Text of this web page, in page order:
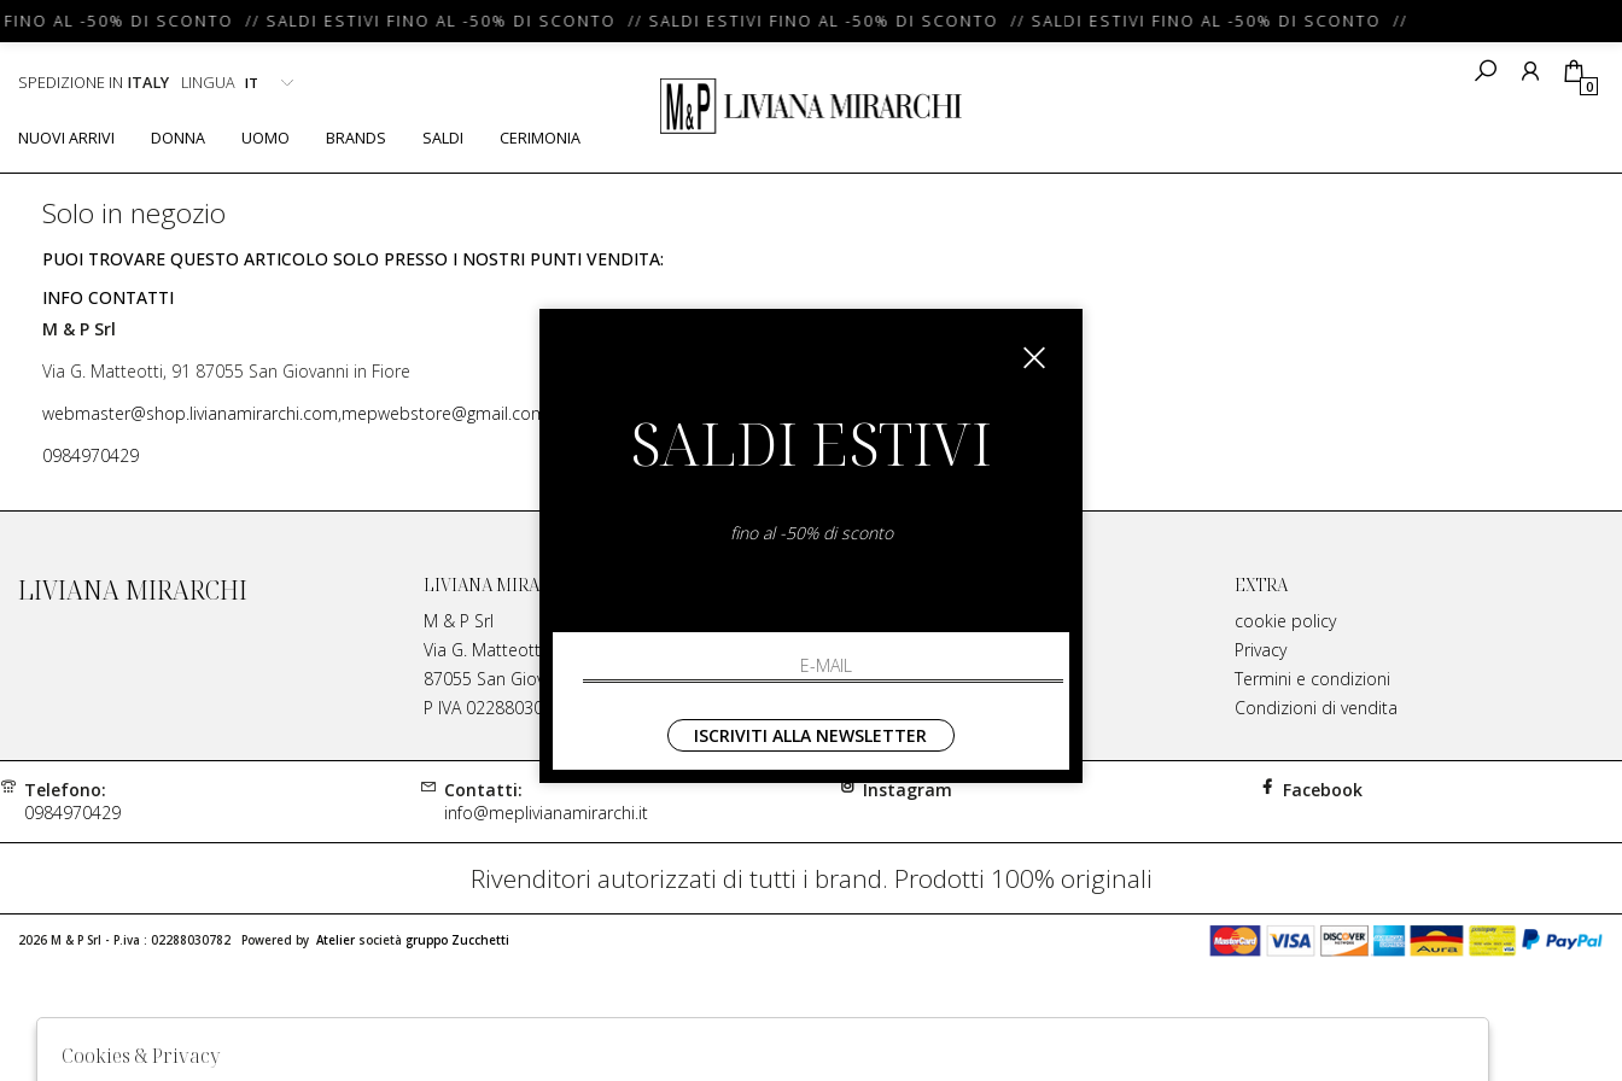
AL -50% DI SCONTO // SALDI ESTIVI FINO AL -50% DI SCONTO // SALDI ESTIVI FINO AL -50% DI SCONTO // SALDI ESTIVI FINO AL -50% DI SCONTO //
SPEDIZIONE IN ITALY LINGUA 0
NUOVI ARRIVI DONNA UOMO BRANDS SALDI CERIMONIA
Solo in negozio
PUOI TROVARE QUESTO ARTICOLO SOLO PRESSO I NOSTRI PUNTI VENDITA:
INFO CONTATTI
M & P Srl
Via G. Matteotti, 91 87055 San Giovanni in Fiore
webmaster@shop.livianamirarchi.com,mepwebstore@gmail.com
0984970429
LIVIANA MIRARCHI
LIVIANA MIRARCHI
M & P Srl
Via G. Matteotti, 91
87055 San Giovanni in Fiore Italia
P IVA 02288030782
Contatti
Spedizione
EXTRA
cookie policy
Privacy
Termini e condizioni
Condizioni di vendita
Telefono:
0984970429
Contatti:
info@meplivianamirarchi.it
Instagram Facebook
Rivenditori autorizzati di tutti i brand. Prodotti 100% originali
2026 M & P Srl - P.iva : 02288030782 Powered by Atelier società gruppo Zucchetti
SALDI ESTIVI
fino al -50% di sconto
ISCRIVITI ALLA NEWSLETTER
Cookies & Privacy